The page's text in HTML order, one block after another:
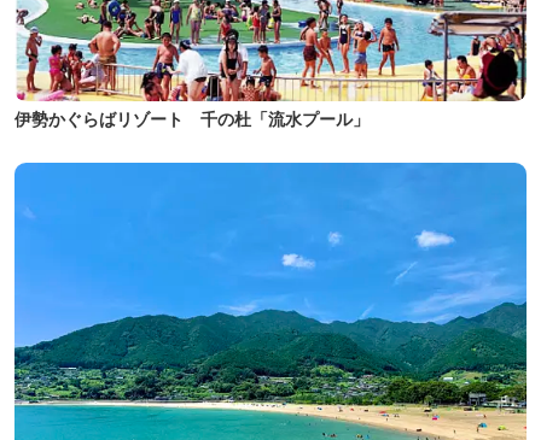
伊勢かぐらばリゾート 千の杜「流水プール」